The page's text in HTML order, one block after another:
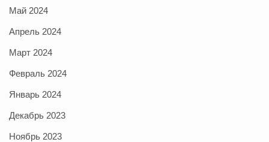
Май 2024
Апрель 2024
Март 2024
Февраль 2024
Январь 2024
Декабрь 2023
Ноябрь 2023